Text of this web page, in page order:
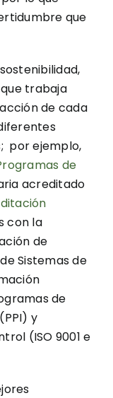
que
trabaja
de cada
por ejemplo,
de
acreditado
con la
de
Sistemas de
de
y
(ISO 9001 e